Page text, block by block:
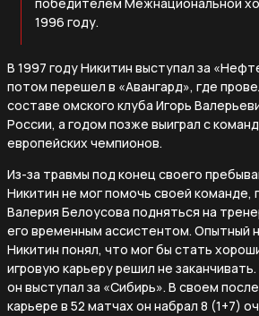
1996 году.
В 1997 году Никитин выступал за
потом перешел в «Авангард», где
составе омского клуба Игорь
России, а годом позже выиграл с
европейских чемпионов.
Из-за травмы под конец своего
Никитин не мог помочь своей команде,
Валерия Белоусова подняться на
его временным ассистентом. Опытный
Никитин понял, что мог бы стать
игровую карьеру решил не
он выступал за «Сибирь». В своем
карьере в 52 матчах он набрал 8 (1+7)